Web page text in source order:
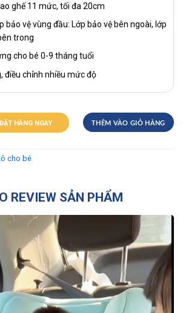
ghế 11 mức, tối đa 20cm
bảo vệ vùng đầu: Lớp bảo vệ bên ngoài, lớp
trong
cho bé 0-9 tháng tuổi
điều chỉnh nhiều mức độ
THÊM VÀO GIỎ HÀNG
ĐẶT HÀNG NGAY
cho bé
REVIEW SẢN PHẨM